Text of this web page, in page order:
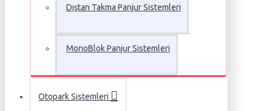
Dıştan Takma Panjur Sistemleri
MonoBlok Panjur Sistemleri
Otopark Sistemleri